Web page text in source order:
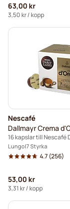
63,00 kr
3,50 kr/ kopp
Nescafé
Dallmayr Crema
16 kapslar till Nescafé
Lungo 7 Styrka
4.7(256)
53,00 kr
3,31 kr/ kopp